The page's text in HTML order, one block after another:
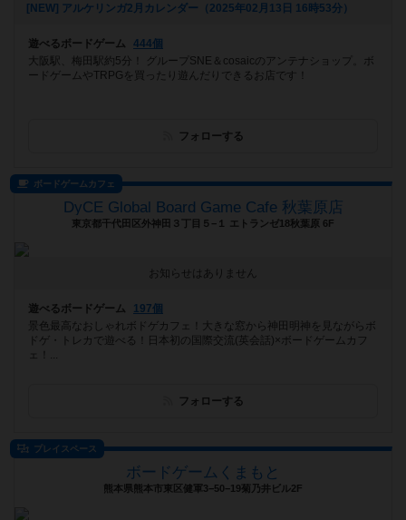
[NEW] アルケリンガ2月カレンダー（2025年02月13日 16時53分）
遊べるボードゲーム
444個
大阪駅、梅田駅約5分！ グループSNE＆cosaicのアンテナショップ。ボ
ードゲームやTRPGを買ったり遊んだりできるお店です！
フォローする
ボードゲームカフェ
DyCE Global Board Game Cafe 秋葉原店
東京都千代田区外神田３丁目５−１ エトランゼ18秋葉原 6F
お知らせはありません
遊べるボードゲーム
197個
景色最高なおしゃれボドゲカフェ！大きな窓から神田明神を見ながらボ
ドゲ・トレカで遊べる！日本初の国際交流(英会話)×ボードゲームカフ
ェ！...
フォローする
プレイスペース
ボードゲームくまもと
熊本県熊本市東区健軍3−50−19菊乃井ビル2F